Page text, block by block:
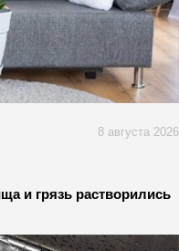
8 августа 2026
и грязь растворились